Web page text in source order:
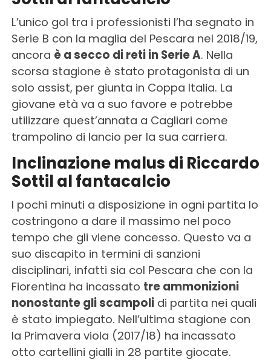
L’unico gol tra i professionisti l’ha segnato in
Serie B con la maglia del Pescara nel 2018/19,
ancora è a secco di reti in Serie A. Nella
scorsa stagione è stato protagonista di un
solo assist, per giunta in Coppa Italia. La
giovane età va a suo favore e potrebbe
utilizzare quest’annata a Cagliari come
trampolino di lancio per la sua carriera.
Inclinazione malus di Riccardo
Sottil al fantacalcio
I pochi minuti a disposizione in ogni partita lo
costringono a dare il massimo nel poco
tempo che gli viene concesso. Questo va a
suo discapito in termini di sanzioni
disciplinari, infatti sia col Pescara che con la
Fiorentina ha incassato tre ammonizioni
nonostante gli scampolidi partita nei quali
è stato impiegato. Nell’ultima stagione con
la Primavera viola (2017/18) ha incassato
otto cartellini gialli in 28 partite giocate.